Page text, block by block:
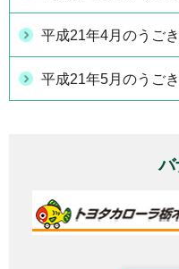
平成21年4月のうごき
平成21年5月のうごき
バ